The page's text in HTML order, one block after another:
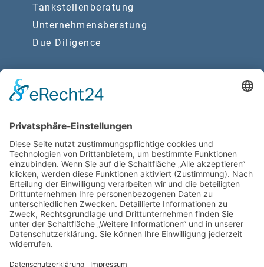
Tankstellenberatung
Unternehmensberatung
Due Diligence
Synergien
Rechtliche Hinweise